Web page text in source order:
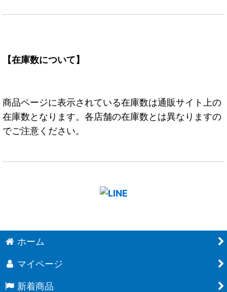
【在庫数について】
商品ページに表示されている在庫数は通販サイト上の
在庫数となります。各店舗の在庫数とは異なりますの
でご注意ください。
ホーム
マイページ
新着商品